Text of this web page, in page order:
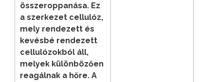
összeroppanása. Ez
a szerkezet cellulóz,
mely rendezett és
kevésbé rendezett
cellulózokból áll,
melyek különbözően
reagálnak a hőre. A